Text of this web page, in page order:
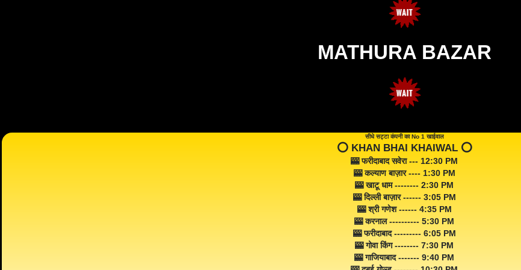
MATHURA BAZAR
सीधे सट्टा कंपनी का No 1 खाईवाल
⭕️ KHAN BHAI KHAIWAL ⭕️
🎰 फरीदाबाद सवेरा --- 12:30 PM
🎰 कल्याण बाज़ार ---- 1:30 PM
🎰 खाटू धाम -------- 2:30 PM
🎰 दिल्ली बाज़ार ------ 3:05 PM
🎰 श्री गणेश ------ 4:35 PM
🎰 करनाल ---------- 5:30 PM
🎰 फरीदाबाद --------- 6:05 PM
🎰 गोवा किंग -------- 7:30 PM
🎰 गाजियाबाद ------- 9:40 PM